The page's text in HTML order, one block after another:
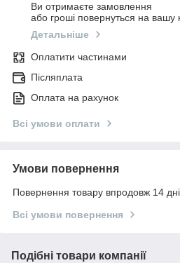
Ви отримаєте замовлення
або гроші повернуться на вашу
Детальніше
Оплатити частинами
Післяплата
Оплата на рахунок
Всі умови оплати
Умови повернення
Повернення товару впродовж 14
Всі умови повернення
Подібні товари компанії